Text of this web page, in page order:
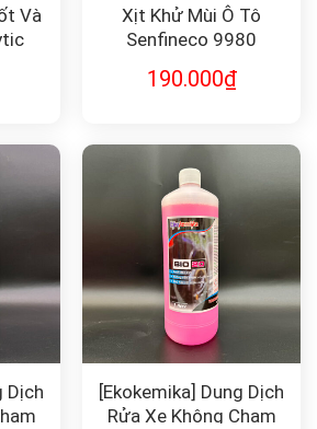
Và
Xịt Khử Mùi Ô Tô
Senfineco 9980
190.000₫
Dịch
[Ekokemika] Dung Dịch
Rửa Xe Không Chạm